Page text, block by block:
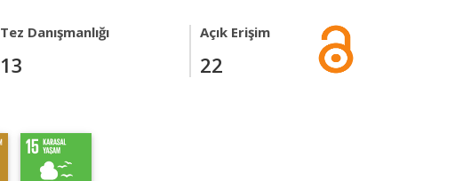
Tez Danışmanlığı
13
Açık Erişim
22